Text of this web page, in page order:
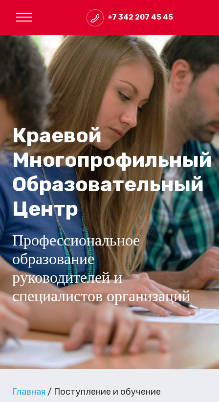
+7 342 207 45 45
Краевой
Многопрофильный
Образовательный
Центр
Профессиональное
образование
руководителей и
специалистов организаций
Главная / Поступление и обучение